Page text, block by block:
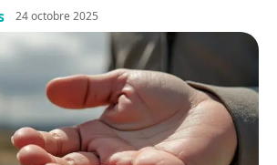
24 octobre 2025